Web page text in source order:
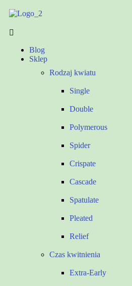
Blog
Sklep
Rodzaj kwiatu
Single
Double
Polymerous
Spider
Crispate
Cascade
Spatulate
Pleated
Relief
Czas kwitnienia
Extra-Early